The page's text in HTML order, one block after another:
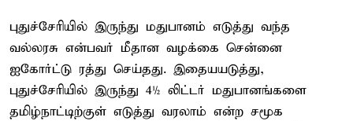
புதுச்சேரியில் இருந்து மதுபானம் எடுத்து வந்த
வல்லரசு என்பவர் மீதான வழக்கை சென்னை
ஐகோர்ட்டு ரத்து செய்தது. இதையயடுத்து,
புதுச்சேரியில் இருந்து 4½ லிட்டர் மதுபானங்களை
தமிழ்நாட்டிற்குள் எடுத்து வரலாம் என்ற சமூக